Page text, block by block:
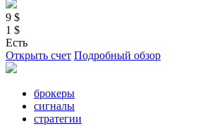
9 $
1 $
Есть
Открыть счет Подробный обзор
брокеры
сигналы
стратегии